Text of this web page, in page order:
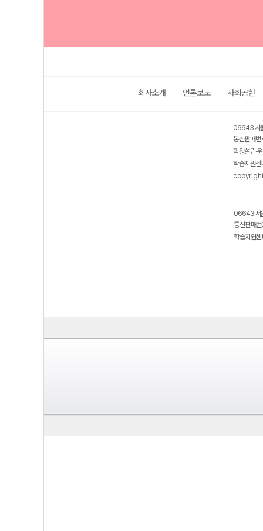
회사소개 언론보도 사회공헌
06643 서
통신판매
학원설립·
학습지원
06643 서
통신판매
학습지원